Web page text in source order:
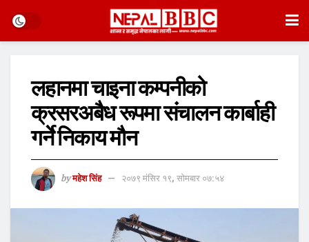
लहानमा चाइना कम्पनीको
क्रसरअबैध रूपमा संचालन कार्बाही
गर्ने निकाय मौन
by महेश सिंह २०७९ मंसिर १९, सोमबार ०७:५४